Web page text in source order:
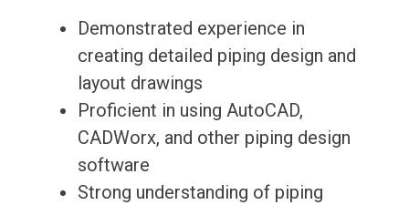
Demonstrated experience in
creating detailed piping design and
layout drawings
Proficient in using AutoCAD,
CADWorx, and other piping design
software
Strong understanding of piping